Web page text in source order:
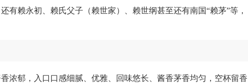
有赖永初、赖氏父子（赖世家）、赖世纲甚至还有南国“赖茅”等，
浓郁，入口口感细腻、优雅、回味悠长、酱香茅香均匀，空杯留香